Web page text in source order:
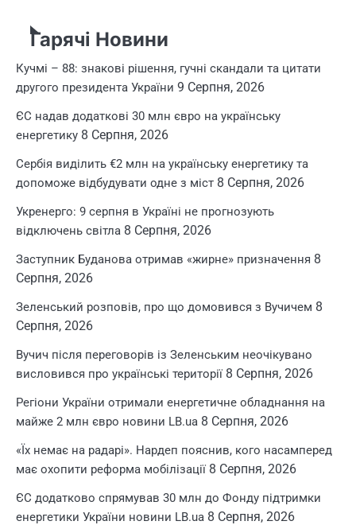
Гарячі Новини
Кучмі – 88: знакові рішення, гучні скандали та цитати
другого президента України 9 Серпня, 2026
ЄС надав додаткові 30 млн євро на українську
енергетику 8 Серпня, 2026
Сербія виділить €2 млн на українську енергетику та
допоможе відбудувати одне з міст 8 Серпня, 2026
Укренерго: 9 серпня в Україні не прогнозують
відключень світла 8 Серпня, 2026
Заступник Буданова отримав «жирне» призначення 8
Серпня, 2026
Зеленський розповів, про що домовився з Вучичем 8
Серпня, 2026
Вучич після переговорів із Зеленським неочікувано
висловився про українські території 8 Серпня, 2026
Регіони України отримали енергетичне обладнання на
майже 2 млн євро новини LB.ua 8 Серпня, 2026
«Їх немає на радарі». Нардеп пояснив, кого насамперед
має охопити реформа мобілізації 8 Серпня, 2026
ЄС додатково спрямував 30 млн до Фонду підтримки
енергетики України новини LB.ua 8 Серпня, 2026